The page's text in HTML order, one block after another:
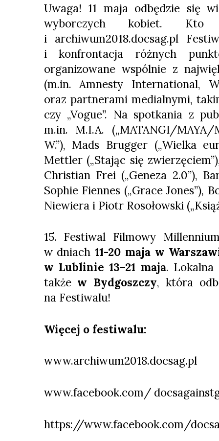
Uwaga! 11 maja odbędzie się
wyborczych kobiet.
i archiwum2018.docsag.pl
i konfrontacja różnych
organizowane wspólnie z
(m.in. Amnesty International,
oraz partnerami medialnymi,
czy „Vogue”. Na spotkania z
m.in. M.I.A. („MATANGI/MAYA/
W.”), Mads Brugger („Wielka
Mettler („Stając się
Christian Frei („Geneza 2.0”),
Sophie Fiennes („Grace Jones”),
Niewiera i Piotr Rosołowski
15. Festiwal Filmowy
w dniach11-20 maja w
w Lublinie 13–21 maja. Lokalna
także w Bydgoszczy, która
na Festiwalu!
Więcej o festiwalu:
www.archiwum2018.docsag.pl
www.facebook.com/
https://www.facebook.com/